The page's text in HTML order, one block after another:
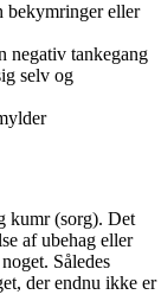
bekymringer eller
negativ tankegang
selv og
kumr (sorg). Det
af ubehag eller
Således
der endnu ikke er